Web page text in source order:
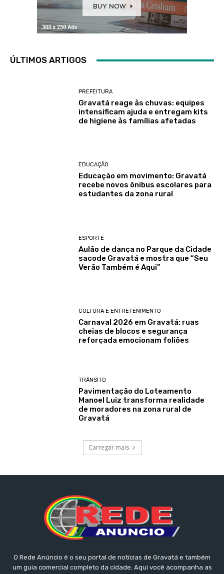
ÚLTIMOS ARTIGOS
PREFEITURA
Gravatá reage às chuvas: equipes
intensificam ajuda e entregam kits
de higiene às famílias afetadas
EDUCAÇÃO
Educação em movimento: Gravatá
recebe novos ônibus escolares para
estudantes da zona rural
ESPORTE
Aulão de dança no Parque da Cidade
sacode Gravatá e mostra que “Seu
Verão Também é Aqui”
CULTURA E ENTRETENIMENTO
Carnaval 2026 em Gravatá: ruas
cheias de blocos e segurança
reforçada emocionam foliões
TRÂNSITO
Pavimentação do Loteamento
Manoel Luiz transforma realidade
de moradores na zona rural de
Gravatá
Carregar mais
O Rede Anúncio é o seu portal de notícias de Gravatá e também
um guia comercial completo da cidade. Aqui você acompanha as